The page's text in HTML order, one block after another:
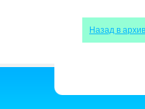
Назад в архив